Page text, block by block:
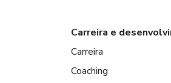
Carreira e
Carreira
Coaching